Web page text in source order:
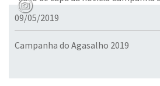
09/05/2019
Campanha do Agasalho 2019